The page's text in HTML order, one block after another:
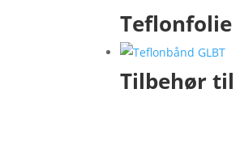
Teflonfolie
Tilbehør til